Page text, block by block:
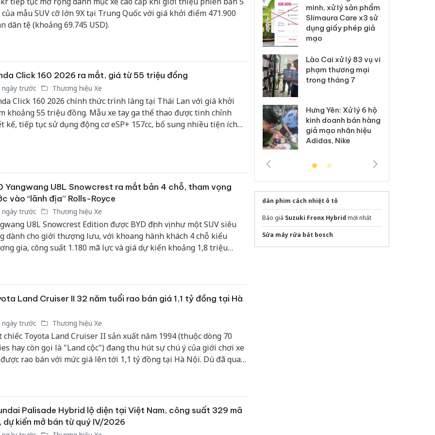
của mẫu SUV cỡ lớn 9X tại Trung Quốc với giá khởi điểm 471.900
dân tệ (khoảng 69.745 USD).
Click 160 2026 ra mắt, giá từ 55 triệu đồng
ngày trước Thương hiệu Xe
Click 160 2026 chính thức trình làng tại Thái Lan với giá khởi
khoảng 55 triệu đồng. Mẫu xe tay ga thể thao được tinh chỉnh
kế, tiếp tục sử dụng động cơ eSP+ 157cc, bổ sung nhiều tiện ích
Yangwang U8L Snowcrest ra mắt bản 4 chỗ, tham vọng
vào “lãnh địa” Rolls-Royce
ngày trước Thương hiệu Xe
U8L Snowcrest Edition được BYD định vị như một SUV siêu
dành cho giới thượng lưu, với khoang hành khách 4 chỗ kiểu
gia, công suất 1.180 mã lực và giá dự kiến khoảng 1,8 triệu
tên tuổi lâu đời trong phân khúc xe siêu sang.
Land Cruiser II 32 năm tuổi rao bán giá 1,1 tỷ đồng tại Hà
ngày trước Thương hiệu Xe
chiếc Toyota Land Cruiser II sản xuất năm 1994 (thuộc dòng 70
hay còn gọi là "Land cộc") đang thu hút sự chú ý của giới chơi xe
rao bán với mức giá lên tới 1,1 tỷ đồng tại Hà Nội. Dù đã qua
màu sơn ngoại thất đỏ hiếm gặp.
Palisade Hybrid lộ diện tại Việt Nam, công suất 329 mã
dự kiến mở bán từ quý IV/2026
công khai hàng ngàn
sản phẩm nhập lậu,
Công an Thanh Hóa
Thanh Hóa: Tìm bị
hại trong vụ án buôn
minh, xử lý sản phẩm
Slimaura Care x3 sử
dụng giấy phép giả
mạo
Lào Cai xử lý 83 vụ vi
phạm thương mại
trong tháng 7
Hưng Yên: Xử lý 6 hộ
kinh doanh bán hàng
giả mạo nhãn hiệu
Adidas, Nike
dán phim cách nhiệt ô tô
Báo giá Suzuki Fronx Hybrid mới nhất
Sửa máy rửa bát bosch